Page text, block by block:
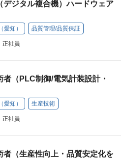
ジタル複合機）ハードウェア
愛知） 品質管理/品質保証
正社員
（PLC制御/電気計装設計・
愛知） 生産技術
正社員
（生産性向上・品質安定化を